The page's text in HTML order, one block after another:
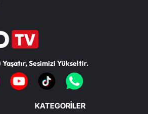
Sesimizi Yükseltir.
KATEGORİLER